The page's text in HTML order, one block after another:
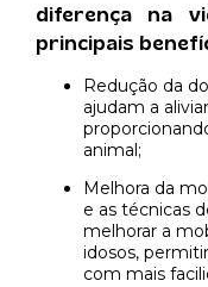
diferença na
principais
Redução da dor: As sessões de fisioterapia
ajudam a
animal;
Melhora da mobilidade: Os exercícios terapêuticos
e as técnicas
melhorar a
idosos,
com mais